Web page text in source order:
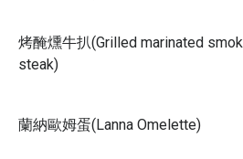
烤醃燻牛扒(Grilled marinated
steak)
蘭納歐姆蛋(Lanna Omelette)